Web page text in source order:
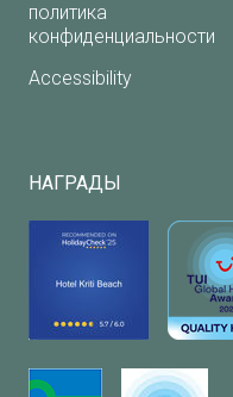
политика
конфиденциальности
Accessibility
НАГРАДЫ